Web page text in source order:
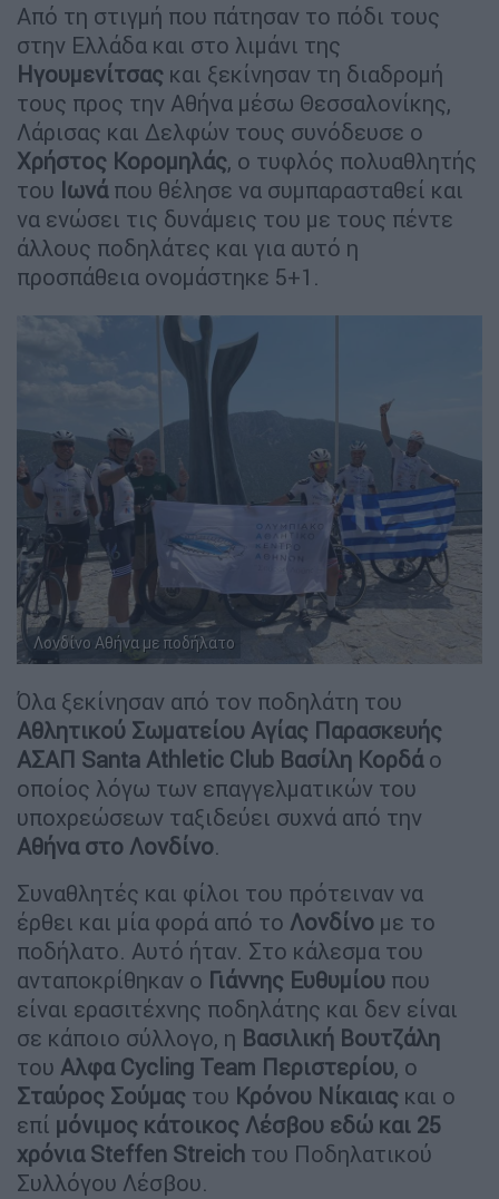
Από τη στιγμή που πάτησαν το πόδι τους
στην Ελλάδα και στο λιμάνι της
Ηγουμενίτσας και ξεκίνησαν τη διαδρομή
τους προς την Αθήνα μέσω Θεσσαλονίκης,
Λάρισας και Δελφών τους συνόδευσε ο
Χρήστος Κορομηλάς, ο τυφλός πολυαθλητής
του Ιωνάπου θέλησε να συμπαρασταθεί και
να ενώσει τις δυνάμεις του με τους πέντε
άλλους ποδηλάτες και για αυτό η
προσπάθεια ονομάστηκε 5+1.
Λονδίνο Αθήνα με ποδήλατο
Όλα ξεκίνησαν από τον ποδηλάτη του
Αθλητικού Σωματείου Αγίας Παρασκευής
ΑΣΑΠ Santa Athletic Club Βασίλη Κορδάο
οποίος λόγω των επαγγελματικών του
υποχρεώσεων ταξιδεύει συχνά από την
Αθήνα στο Λονδίνο.
Συναθλητές και φίλοι του πρότειναν να
έρθει και μία φορά από το Λονδίνο με το
ποδήλατο. Αυτό ήταν. Στο κάλεσμα του
ανταποκρίθηκαν ο Γιάννης Ευθυμίου που
είναι ερασιτέχνης ποδηλάτης και δεν είναι
σε κάποιο σύλλογο, η Βασιλική Βουτζάλη
του Αλφα Cycling Team Περιστερίου, ο
Σταύρος Σούμας του Κρόνου Νίκαιας και ο
επί μόνιμος κάτοικος Λέσβου εδώ και 25
χρόνια Steffen Streich του Ποδηλατικού
Συλλόγου Λέσβου.